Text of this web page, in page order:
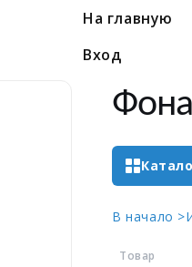
На главную
Вход
В начало >
Товар